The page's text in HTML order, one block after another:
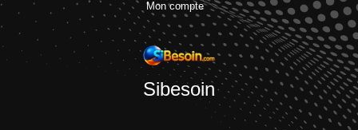
Mon compte
Sibesoin